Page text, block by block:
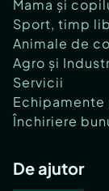
Mama și
Sport, timp
Animale de
Agro și
Servicii
Echipamente
Închiriere
De ajutor